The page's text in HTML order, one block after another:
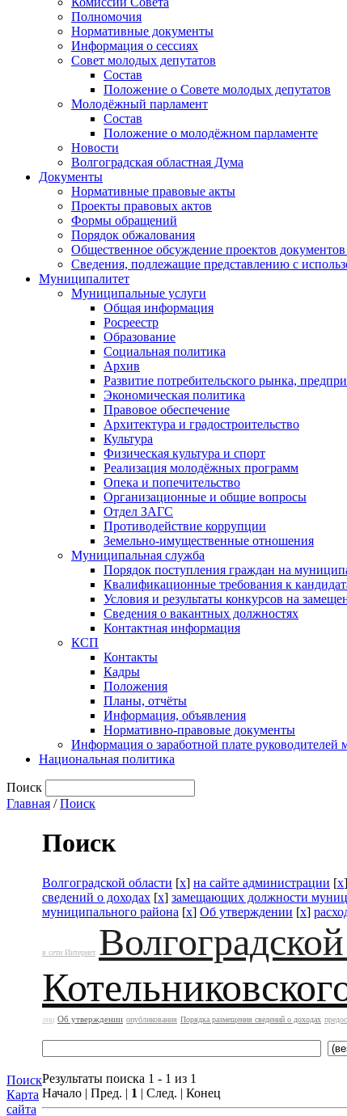
Полномочия
Нормативные документы
Информация о сессиях
Совет молодых депутатов
Состав
Положение о Совете молодых депутатов
Молодёжный парламент
Состав
Положение о молодёжном парламенте
Новости
Волгоградская областная Дума
Документы
Нормативные правовые акты
Проекты правовых актов
Формы обращений
Порядок обжалования
Общественное обсуждение проектов документов
Сведения, подлежащие представлению с
Муниципалитет
Муниципальные услуги
Общая информация
Росреестр
Образование
Социальная политика
Архив
Развитие потребительского рынка,
Экономическая политика
Правовое обеспечение
Архитектура и градостроительство
Культура
Физическая культура и спорт
Реализация молодёжных программ
Опека и попечительство
Организационные и общие вопросы
Отдел ЗАГС
Противодействие коррупции
Земельно-имущественные отношения
Муниципальная служба
Порядок поступления граждан на
Квалификационные требования к
Условия и результаты конкурсов на
Сведения о вакантных должностях
Контактная информация
КСП
Контакты
Кадры
Положения
Планы, отчёты
Информация, объявления
Нормативно-правовые документы
Информация о заработной плате
Национальная политика
Поиск
Главная /Поиск
Поиск
Карта
сайта
Поиск
Волгоградской области [x] на сайте администрации [x]
сведений о доходах [x] замещающих должности
муниципального района [x] Об утверждении [x]
в сети Интернет
лиц Об утверждении опубликования Порядка размещения сведений о доходах
Результаты поиска 1 - 1 из 1
Начало | Пред. | 1 | След. | Конец